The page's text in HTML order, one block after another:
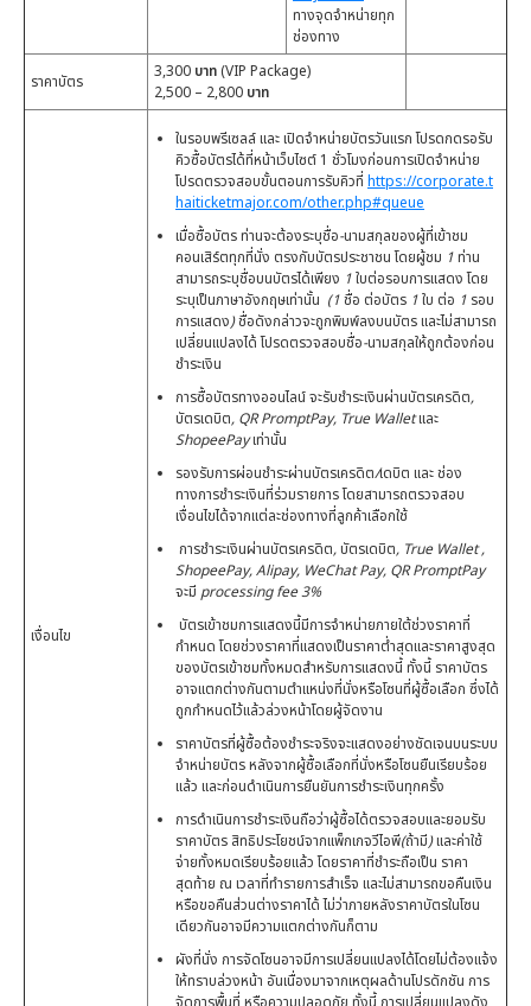
ทางจุดจำหน่ายทุก
ช่องทาง
ราคาบัตร 3,300 บาท(VIP Package)
2,500 – 2,800 บาท
เงื่อนไข
ในรอบพรีเซลล์ และ เปิดจำหน่ายบัตรวันแรก โปรดกดรอรับ
คิวซื้อบัตรได้ที่หน้าเว็บไซต์ 1 ชั่วโมงก่อนการเปิดจำหน่าย
โปรดตรวจสอบขั้นตอนการรับคิวที่ https://corporate.t
haiticketmajor.com/other.php#queue
เมื่อซื้อบัตร ท่านจะต้องระบุชื่อ-นามสกุลของผู้ที่เข้าชม
คอนเสิร์ตทุกที่นั่ง ตรงกับบัตรประชาชน โดยผู้ชม 1ท่าน
สามารถระบุชื่อบนบัตรได้เพียง 1ใบต่อรอบการแสดง โดย
ระบุเป็นภาษาอังกฤษเท่านั้น (1ชื่อ ต่อบัตร 1ใบ ต่อ 1 รอบ
การแสดง)ชื่อดังกล่าวจะถูกพิมพ์ลงบนบัตร และไม่สามารถ
เปลี่ยนแปลงได้ โปรดตรวจสอบชื่อ-นามสกุลให้ถูกต้องก่อน
ชำระเงิน
การซื้อบัตรทางออนไลน์ จะรับชำระเงินผ่านบัตรเครดิต,
บัตรเดบิต, QR PromptPay, True Walletและ
ShopeePayเท่านั้น
รองรับการผ่อนชำระผ่านบัตรเครดิต/เดบิต และ ช่อง
ทางการชำระเงินที่ร่วมรายการ โดยสามารถตรวจสอบ
เงื่อนไขได้จากแต่ละช่องทางที่ลูกค้าเลือกใช้
การชำระเงินผ่านบัตรเครดิต,บัตรเดบิต, True Wallet ,
ShopeePay, Alipay, WeChat Pay, QR PromptPay
จะมี processing fee 3%
บัตรเข้าชมการแสดงนี้มีการจำหน่ายภายใต้ช่วงราคาที่
กำหนด โดยช่วงราคาที่แสดงเป็นราคาต่ำสุดและราคาสูงสุด
ของบัตรเข้าชมทั้งหมดสำหรับการแสดงนี้ ทั้งนี้ ราคาบัตร
อาจแตกต่างกันตามตำแหน่งที่นั่งหรือโซนที่ผู้ซื้อเลือก ซึ่งได้
ถูกกำหนดไว้แล้วล่วงหน้าโดยผู้จัดงาน
ราคาบัตรที่ผู้ซื้อต้องชำระจริงจะแสดงอย่างชัดเจนบนระบบ
จำหน่ายบัตร หลังจากผู้ซื้อเลือกที่นั่งหรือโซนยืนเรียบร้อย
แล้ว และก่อนดำเนินการยืนยันการชำระเงินทุกครั้ง
การดำเนินการชำระเงินถือว่าผู้ซื้อได้ตรวจสอบและยอมรับ
ราคาบัตร สิทธิประโยชน์จากแพ็กเกจวีไอพี(ถ้ามี)และค่าใช้
จ่ายทั้งหมดเรียบร้อยแล้ว โดยราคาที่ชำระถือเป็น ราคา
สุดท้าย ณ เวลาที่ทำรายการสำเร็จ และไม่สามารถขอคืนเงิน
หรือขอคืนส่วนต่างราคาได้ ไม่ว่าภายหลังราคาบัตรในโซน
เดียวกันอาจมีความแตกต่างกันก็ตาม
ผังที่นั่ง การจัดโซนอาจมีการเปลี่ยนแปลงได้โดยไม่ต้องแจ้ง
ให้ทราบล่วงหน้า อันเนื่องมาจากเหตุผลด้านโปรดักชัน การ